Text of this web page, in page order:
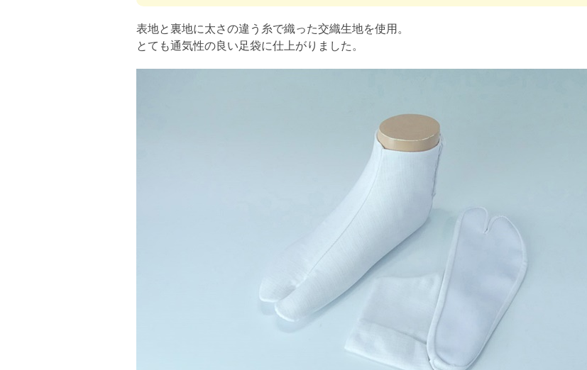
表地と裏地に太さの違う糸で織った交織生地を使用。
とても通気性の良い足袋に仕上がりました。